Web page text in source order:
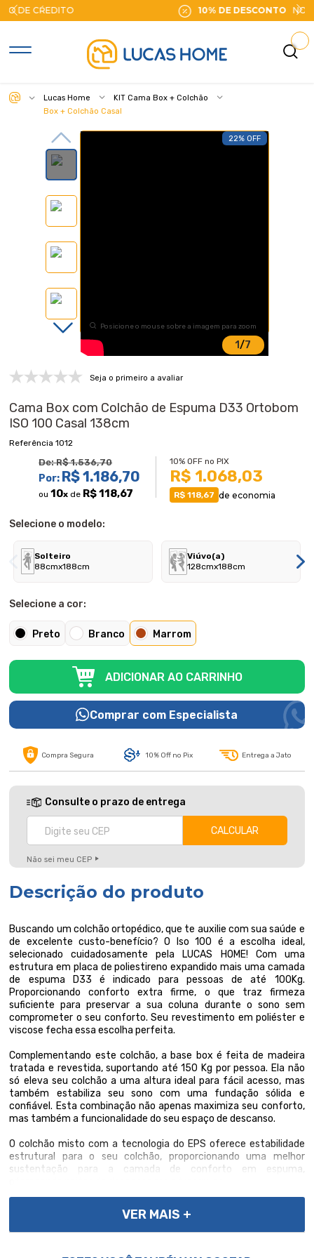
10% DE DESCONTO NO PIX
Lucas Home
KIT Cama Box + Colchão
Box + Colchão Casal
22% OFF
1/7
Posicione o mouse sobre a imagem para zoom
Seja o primeiro a avaliar
Cama Box com Colchão de Espuma D33 Ortobom
ISO 100 Casal 138cm
1012
De:R$ 1.536,70
Por: R$ 1.186,70
ou10x de R$ 118,67
10% OFF no PIX
R$ 1.068,03
R$ 118,67 de economia
Selecione o modelo:
Solteiro
88cmx188cm
Viúvo(a)
128cmx188cm
Selecione a cor:
Preto Branco Marrom
ADICIONAR AO CARRINHO
Comprar com Especialista
Compra Segura 10% Off no Pix Entrega a Jato
Consulte o prazo de entrega
Não sei meu CEP
Descrição do produto
Buscando um colchão ortopédico, que te auxilie com sua saúde e
de excelente custo-benefício? O Iso 100 é a escolha ideal,
selecionado cuidadosamente pela LUCAS HOME! Com uma
estrutura em placa de poliestireno expandido mais uma camada
de espuma D33 é indicado para pessoas de até 100Kg.
Proporcionando conforto extra firme, o que traz firmeza
suficiente para preservar a sua coluna durante o sono sem
comprometer o seu conforto. Seu revestimento em poliéster e
viscose fecha essa escolha perfeita.
Complementando este colchão, a base box é feita de madeira
tratada e revestida, suportando até 150 Kg por pessoa. Ela não
só eleva seu colchão a uma altura ideal para fácil acesso, mas
também estabiliza seu sono com uma fundação sólida e
confiável. Esta combinação não apenas maximiza seu conforto,
mas também a funcionalidade do seu espaço de descanso.
O colchão misto com a tecnologia do EPS oferece estabilidade
estrutural para o seu colchão, proporcionando uma melhor
sustentação para a camada de conforto em espuma,
Importante, as cores podem variar conforme a tela; Não
VER MAIS +